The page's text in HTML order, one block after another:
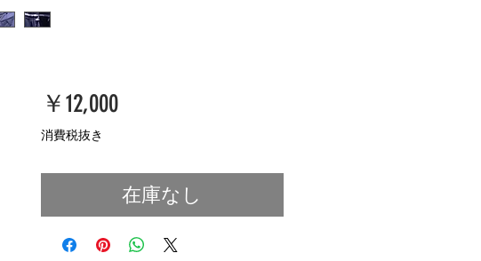
￥12,000価
消費税抜き
在庫なし